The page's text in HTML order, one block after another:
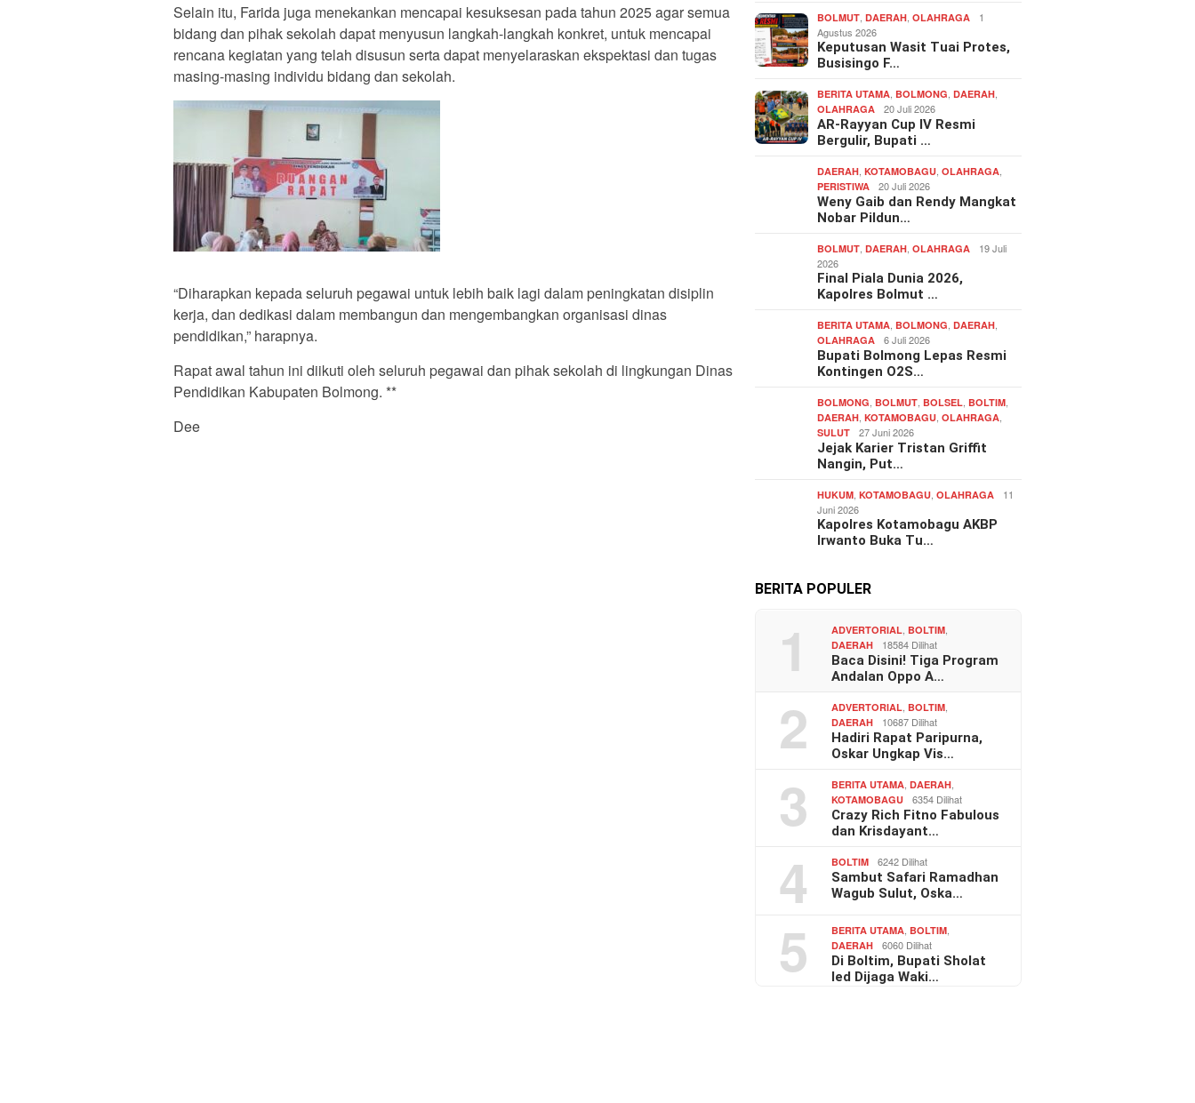
Selain itu, Farida juga menekankan mencapai kesuksesan pada tahun 2025 agar semua
bidang dan pihak sekolah dapat menyusun langkah-langkah konkret, untuk mencapai
rencana kegiatan yang telah disusun serta dapat menyelaraskan ekspektasi dan tugas
masing-masing individu bidang dan sekolah.
“Diharapkan kepada seluruh pegawai untuk lebih baik lagi dalam peningkatan disiplin
kerja, dan dedikasi dalam membangun dan mengembangkan organisasi dinas
pendidikan,” harapnya.
Rapat awal tahun ini diikuti oleh seluruh pegawai dan pihak sekolah di lingkungan Dinas
Pendidikan Kabupaten Bolmong. **
Dee
BOLMUT,DAERAH,OLAHRAGA
1
Agustus 2026
Keputusan Wasit Tuai Protes,
Busisingo F…
BERITA UTAMA, BOLMONG,DAERAH,
OLAHRAGA 20 Juli 2026
AR-Rayyan Cup IV Resmi
Bergulir, Bupati …
DAERAH,KOTAMOBAGU,OLAHRAGA,
PERISTIWA 20 Juli 2026
Weny Gaib dan Rendy Mangkat
Nobar Pildun…
BOLMUT,DAERAH,OLAHRAGA
19 Juli
2026
Final Piala Dunia 2026,
Kapolres Bolmut …
BERITA UTAMA, BOLMONG,DAERAH,
OLAHRAGA 6 Juli 2026
Bupati Bolmong Lepas Resmi
Kontingen O2S…
BOLMONG, BOLMUT, BOLSEL, BOLTIM,
DAERAH,KOTAMOBAGU,OLAHRAGA,
SULUT 27 Juni 2026
Jejak Karier Tristan Griffit
Nangin, Put…
HUKUM,KOTAMOBAGU,OLAHRAGA
11
Juni 2026
Kapolres Kotamobagu AKBP
Irwanto Buka Tu…
BERITA POPULER
1 ADVERTORIAL, BOLTIM,
DAERAH 18584 Dilihat
Baca Disini! Tiga Program
Andalan Oppo A…
2 ADVERTORIAL, BOLTIM,
DAERAH 10687 Dilihat
Hadiri Rapat Paripurna,
Oskar Ungkap Vis…
3 BERITA UTAMA,DAERAH,
KOTAMOBAGU 6354 Dilihat
Crazy Rich Fitno Fabulous
dan Krisdayant…
4 BOLTIM 6242 Dilihat
Sambut Safari Ramadhan
Wagub Sulut, Oska…
5 BERITA UTAMA, BOLTIM,
DAERAH 6060 Dilihat
Di Boltim, Bupati Sholat
Ied Dijaga Waki…